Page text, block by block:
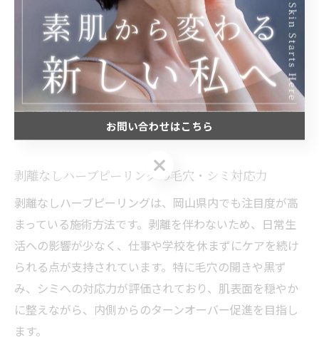
れが悪化するケースもあるため、専門家のアドバイスを
必ず受けることが重要です。
敏感肌に安心の剥離なし施術を比較
剥離なしハーブピーリングの毛穴・シミ対応力
剥離なしハーブピーリングは、岡山県内でも注目度が高
まっている施術方法です。剥離を伴わないため、日常生
活への影響が少なく、仕事や学校を休まずにケアを続け
られる点が支持されています。特に毛穴の開きや黒ず
み、シミへの対応力が評価されており、肌表面を穏やか
に整えながら、内側からのターンオーバー促進を目指し
ます。
お問い合わせはこちら
お問い合わせはこちら